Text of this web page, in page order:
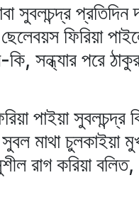
সুবলচন্দ্র প্রতিদিন
ফিরিয়া
সন্ধ্যার পরে
পাইয়া
সুবল মাথা
রাগ করিয়া